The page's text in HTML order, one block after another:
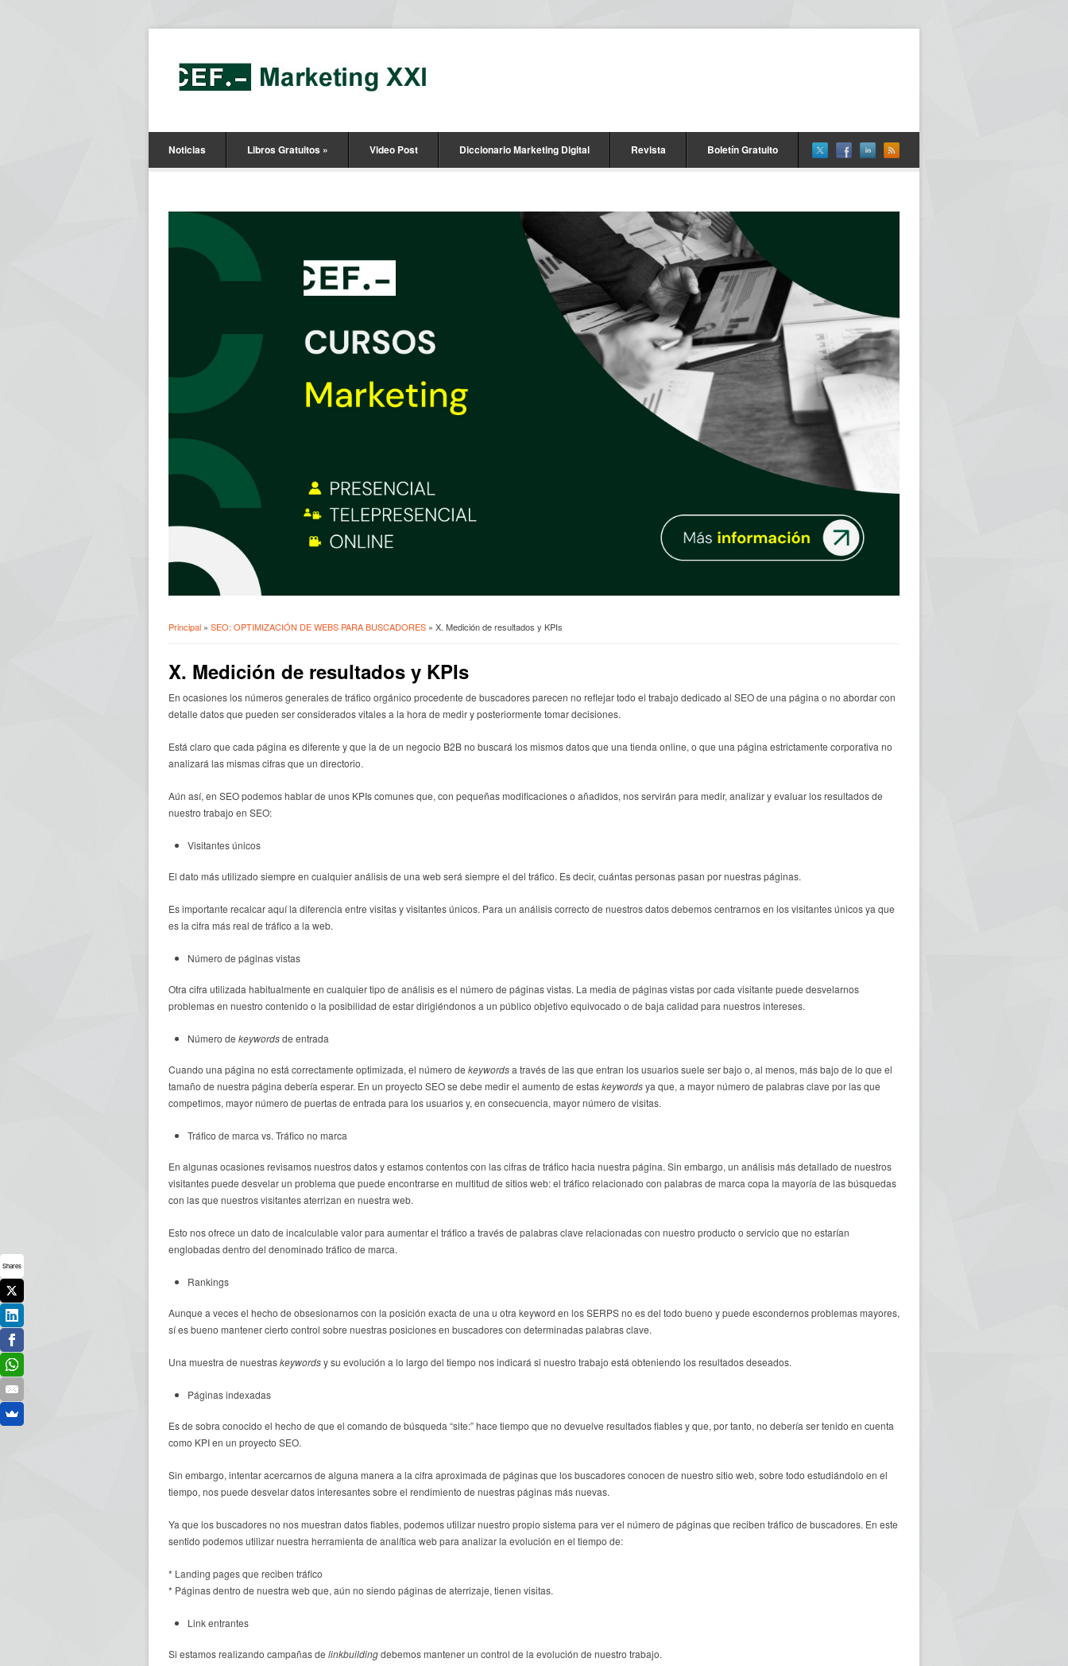
Noticias Libros Gratuitos » Video Post Diccionario Marketing Digital Revista Boletín Gratuito
Principal » SEO: OPTIMIZACIÓN DE WEBS PARA BUSCADORES » X. Medición de resultados y KPIs
X. Medición de resultados y KPIs
En ocasiones los números generales de tráfico orgánico procedente de buscadores parecen no reflejar todo el trabajo dedicado al SEO de una página o no abordar con
detalle datos que pueden ser considerados vitales a la hora de medir y posteriormente tomar decisiones.
Está claro que cada página es diferente y que la de un negocio B2B no buscará los mismos datos que una tienda online, o que una página estrictamente corporativa no
analizará las mismas cifras que un directorio.
Aún así, en SEO podemos hablar de unos KPIs comunes que, con pequeñas modificaciones o añadidos, nos servirán para medir, analizar y evaluar los resultados de
nuestro trabajo en SEO:
Visitantes únicos
El dato más utilizado siempre en cualquier análisis de una web será siempre el del tráfico. Es decir, cuántas personas pasan por nuestras páginas.
Es importante recalcar aquí la diferencia entre visitas y visitantes únicos. Para un análisis correcto de nuestros datos debemos centrarnos en los visitantes únicos ya que
es la cifra más real de tráfico a la web.
Número de páginas vistas
Otra cifra utilizada habitualmente en cualquier tipo de análisis es el número de páginas vistas. La media de páginas vistas por cada visitante puede desvelarnos
problemas en nuestro contenido o la posibilidad de estar dirigiéndonos a un público objetivo equivocado o de baja calidad para nuestros intereses.
Número de keywordsde entrada
Cuando una página no está correctamente optimizada, el número de keywordsa través de las que entran los usuarios suele ser bajo o, al menos, más bajo de lo que el
tamaño de nuestra página debería esperar. En un proyecto SEO se debe medir el aumento de estaskeywordsya que, a mayor número de palabras clave por las que
competimos, mayor número de puertas de entrada para los usuarios y, en consecuencia, mayor número de visitas.
Tráfico de marca vs. Tráfico no marca
En algunas ocasiones revisamos nuestros datos y estamos contentos con las cifras de tráfico hacia nuestra página. Sin embargo, un análisis más detallado de nuestros
visitantes puede desvelar un problema que puede encontrarse en multitud de sitios web: el tráfico relacionado con palabras de marca copa la mayoría de las búsquedas
con las que nuestros visitantes aterrizan en nuestra web.
Esto nos ofrece un dato de incalculable valor para aumentar el tráfico a través de palabras clave relacionadas con nuestro producto o servicio que no estarían
englobadas dentro del denominado tráfico de marca.
Rankings
Aunque a veces el hecho de obsesionarnos con la posición exacta de una u otra keyword en los SERPS no es del todo bueno y puede escondernos problemas mayores,
sí es bueno mantener cierto control sobre nuestras posiciones en buscadores con determinadas palabras clave.
Una muestra de nuestraskeywordsy su evolución a lo largo del tiempo nos indicará si nuestro trabajo está obteniendo los resultados deseados.
Páginas indexadas
Es de sobra conocido el hecho de que el comando de búsqueda “site:” hace tiempo que no devuelve resultados fiables y que, por tanto, no debería ser tenido en cuenta
como KPI en un proyecto SEO.
Sin embargo, intentar acercarnos de alguna manera a la cifra aproximada de páginas que los buscadores conocen de nuestro sitio web, sobre todo estudiándolo en el
tiempo, nos puede desvelar datos interesantes sobre el rendimiento de nuestras páginas más nuevas.
Ya que los buscadores no nos muestran datos fiables, podemos utilizar nuestro propio sistema para ver el número de páginas que reciben tráfico de buscadores. En este
sentido podemos utilizar nuestra herramienta de analítica web para analizar la evolución en el tiempo de:
* Landing pages que reciben tráfico
* Páginas dentro de nuestra web que, aún no siendo páginas de aterrizaje, tienen visitas.
Link entrantes
Si estamos realizando campañas de linkbuildingdebemos mantener un control de la evolución de nuestro trabajo.
Shares